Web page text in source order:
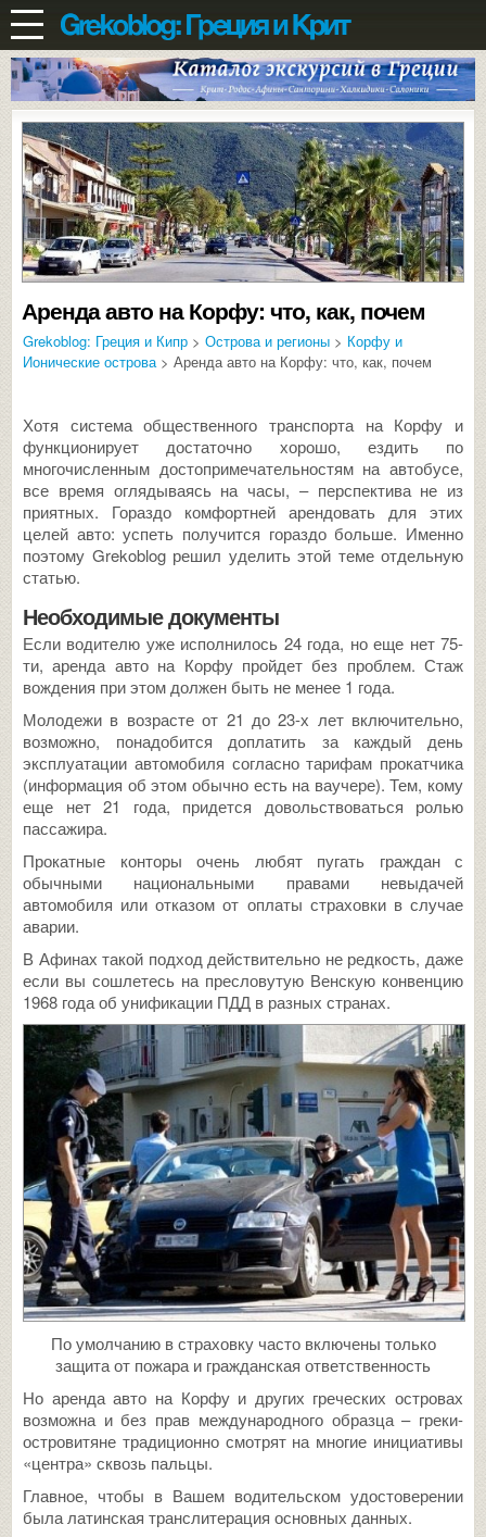
Аренда авто на Корфу: что, как, почем
Grekoblog: Греция и Кипр > Острова и регионы > Корфу и
Ионические острова> Аренда авто на Корфу: что, как, почем
Хотя система общественного транспорта на Корфу и
функционирует достаточно хорошо, ездить по
многочисленным достопримечательностям на автобусе,
все время оглядываясь на часы, – перспектива не из
приятных. Гораздо комфортней арендовать для этих
целей авто: успеть получится гораздо больше. Именно
поэтому Grekoblog решил уделить этой теме отдельную
статью.
Необходимые документы
Если водителю уже исполнилось 24 года, но еще нет 75-
ти, аренда авто на Корфу пройдет без проблем. Стаж
вождения при этом должен быть не менее 1 года.
Молодежи в возрасте от 21 до 23-х лет включительно,
возможно, понадобится доплатить за каждый день
эксплуатации автомобиля согласно тарифам прокатчика
(информация об этом обычно есть на ваучере). Тем, кому
еще нет 21 года, придется довольствоваться ролью
пассажира.
Прокатные конторы очень любят пугать граждан с
обычными национальными правами невыдачей
автомобиля или отказом от оплаты страховки в случае
аварии.
В Афинах такой подход действительно не редкость, даже
если вы сошлетесь на пресловутую Венскую конвенцию
1968 года об унификации ПДД в разных странах.
По умолчанию в страховку часто включены только
защита от пожара и гражданская ответственность
Но аренда авто на Корфу и других греческих островах
возможна и без прав международного образца – греки-
островитяне традиционно смотрят на многие инициативы
«центра» сквозь пальцы.
Главное, чтобы в Вашем водительском удостоверении
была латинская транслитерация основных данных.